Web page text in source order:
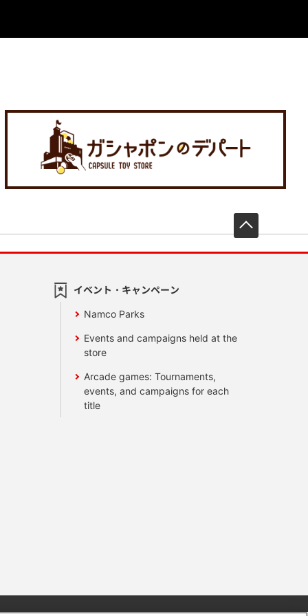
イベント・キャンペーン
Namco Parks
Events and campaigns held at the
store
Arcade games: Tournaments,
events, and campaigns for each
title